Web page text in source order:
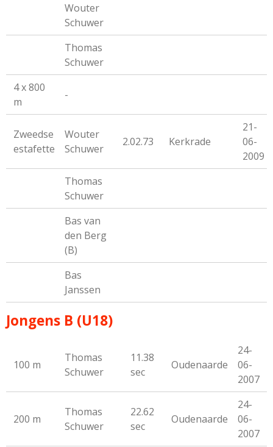
Wouter
Schuwer
Thomas
Schuwer
4 x 800
m
-
Zweedse
estafette
Wouter
Schuwer
2.02.73 Kerkrade
21-
06-
2009
Thomas
Schuwer
Bas van
den Berg
(B)
Bas
Janssen
Jongens B (U18)
100 m
Thomas
Schuwer
11.38
sec
Oudenaarde
24-
06-
2007
200 m
Thomas
Schuwer
22.62
sec
Oudenaarde
24-
06-
2007